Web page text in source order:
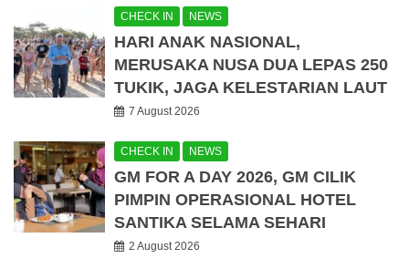
CHECK IN NEWS
HARI ANAK NASIONAL,
MERUSAKA NUSA DUA LEPAS 250
TUKIK, JAGA KELESTARIAN LAUT
7 August 2026
CHECK IN NEWS
GM FOR A DAY 2026, GM CILIK
PIMPIN OPERASIONAL HOTEL
SANTIKA SELAMA SEHARI
2 August 2026